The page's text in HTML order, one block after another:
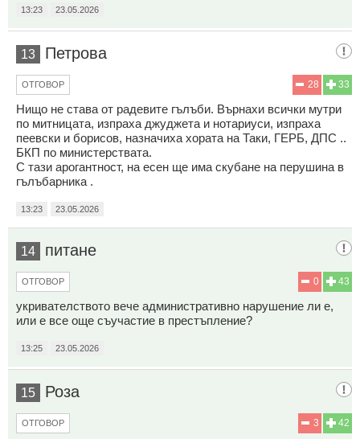
13:23 23.05.2026
13 Петрова
33
28
ОТГОВОР
Нищо не става от радевите гълъби. Върнахи всички мyтpи
по митницата, изпраха джуджета и нотариуси, изпраха
пеевски и борисов, назначиха хората на Таки, ГЕРБ, ДПС ..
БКП по министерствата.
С тази арогантност, на есен ще има скубане на перушина в
гълъбарника .
13:23 23.05.2026
14 питане
43
0
ОТГОВОР
укривателството вече административно нарушение ли е,
или е все още съучастие в престъпление?
13:25 23.05.2026
15 Роза
42
3
ОТГОВОР